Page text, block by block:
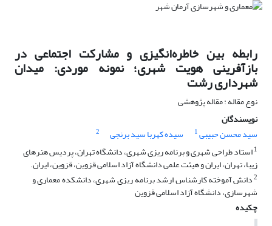
رابطه بین خاطره‌انگیزی و مشارکت اجتماعی در
بازآفرینی هویت شهری؛ نمونه موردی: میدان
شهرداری رشت
نوع مقاله : مقاله پژوهشی
نویسندگان
سید محسن حبیبی1 سیده کهربا سید برنجی
2
1استاد طراحی شهری و برنامه ریزی شهری، دانشگاه تهران، پردیس هنرهای
زیبا، تهران، ایران و هیئت علمی دانشگاه آزاد اسلامی قزوین، قزوین، ایران.
2دانش آموخته کارشناس ارشد برنامه ریزی شهری، دانشکده معماری و
شهرسازی، دانشگاه آزاد اسلامی قزوین
چکیده